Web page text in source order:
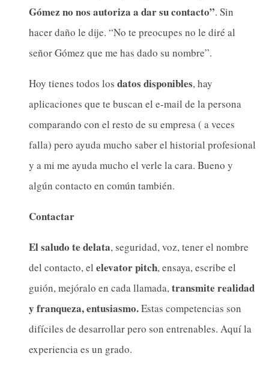
Gómez no nos autoriza a dar su contacto”. Sin
hacer daño le dije. “No te preocupes no le diré al
señor Gómez que me has dado su nombre”.
Hoy tienes todos los datos disponibles, hay
aplicaciones que te buscan el e-mail de la persona
comparando con el resto de su empresa ( a veces
falla) pero ayuda mucho saber el historial profesional
y a mi me ayuda mucho el verle la cara. Bueno y
algún contacto en común también.
Contactar
El saludo te delata, seguridad, voz, tener el nombre
del contacto, el elevator pitch, ensaya, escribe el
guión, mejóralo en cada llamada,transmite realidad
y franqueza, entusiasmo.Estas competencias son
difíciles de desarrollar pero son entrenables. Aquí la
experiencia es un grado.